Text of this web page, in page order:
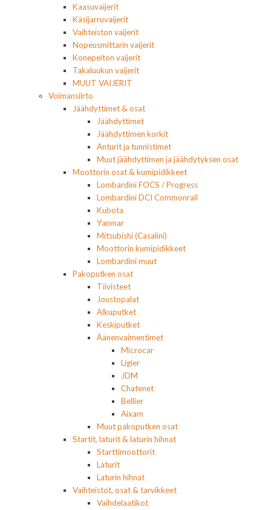
Kaasuvaijerit
Käsijarruvaijerit
Vaihteiston vaijerit
Nopeusmittarin vaijerit
Konepeiton vaijerit
Takaluukun vaijerit
MUUT VAIJERIT
Voimansiirto
Jäähdyttimet & osat
Jäähdyttimet
Jäähdyttimen korkit
Anturit ja tunnistimet
Muut jäähdyttimen ja jäähdytyksen osat
Moottorin osat & kumipidikkeet
Lombardini FOCS / Progress
Lombardini DCI Commonrail
Kubota
Yanmar
Mitsubishi (Casalini)
Moottorin kumipidikkeet
Lombardini muut
Pakoputken osat
Tiivisteet
Joustopalat
Alkuputket
Keskiputket
Äänenvaimentimet
Microcar
Ligier
JDM
Chatenet
Bellier
Aixam
Muut pakoputken osat
Startit, laturit & laturin hihnat
Starttimoottorit
Laturit
Laturin hihnat
Vaihteistot, osat & tarvikkeet
Vaihdelaatikot